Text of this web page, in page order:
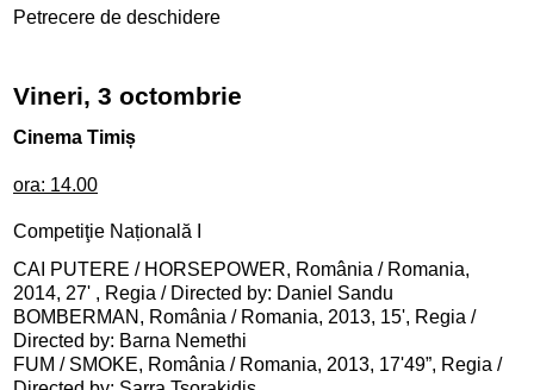
Petrecere de deschidere
Vineri, 3 octombrie
Cinema Timiș
ora: 14.00
Competiţie Națională I
CAI PUTERE / HORSEPOWER, România / Romania,
2014, 27' , Regia / Directed by: Daniel Sandu
BOMBERMAN, România / Romania, 2013, 15', Regia /
Directed by: Barna Nemethi
FUM / SMOKE, România / Romania, 2013, 17'49”, Regia /